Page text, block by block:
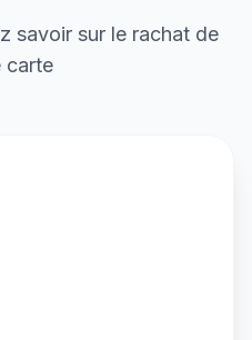
savoir sur le rachat de
carte